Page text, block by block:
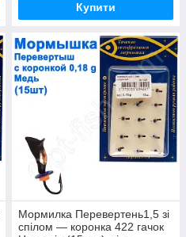
Купити
Мормилка Перевертень1,5 зі
спілом — коронка 422 гачок